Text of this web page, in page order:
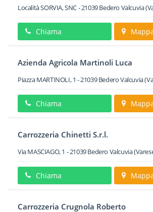
Località SORVIA, SNC-21039Bedero Valcuvia
Chiama
Azienda Agricola Martinoli Luca
Piazza MARTINOLI, 1 -21039 Bedero Valcuvia
Chiama
Carrozzeria Chinetti S.r.l.
Via MASCIAGO, 1 -21039Bedero Valcuvia
Chiama
Carrozzeria Crugnola Roberto